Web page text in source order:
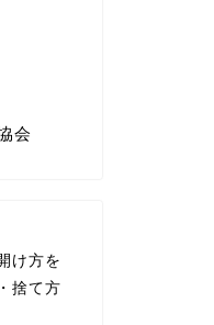
会
け方を
捨て方